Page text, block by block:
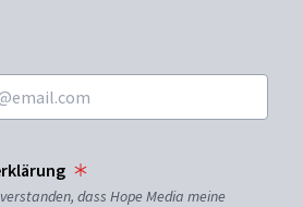
dass Hope Media meine